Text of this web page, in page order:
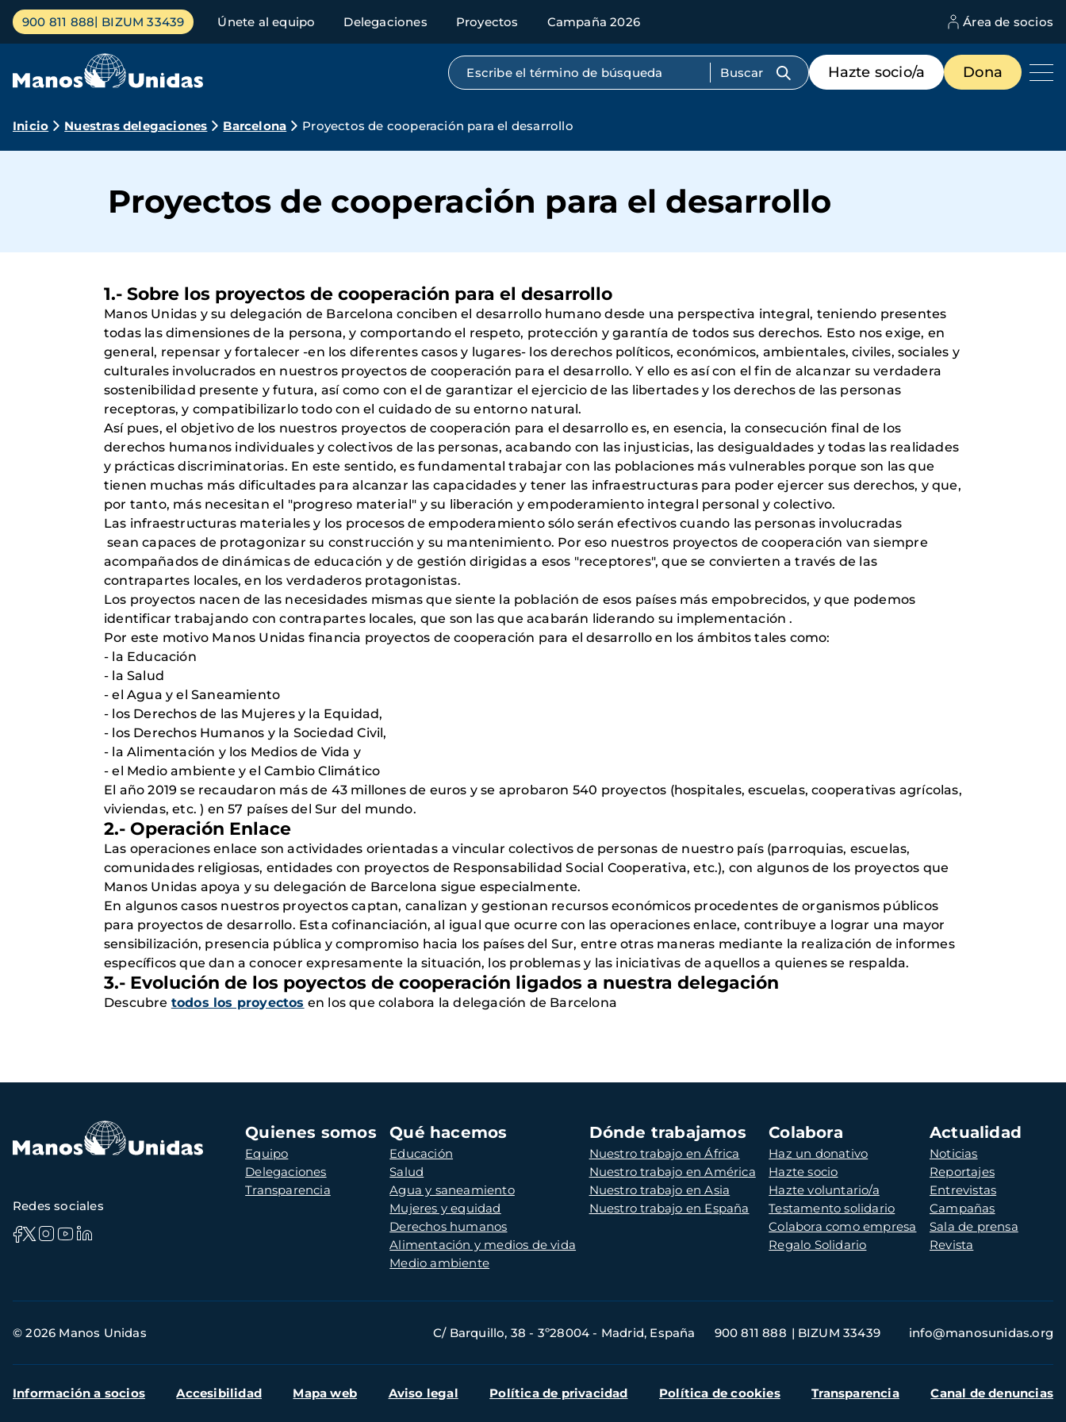
Pasar
contenido
Menú
principal
900 811 888 BIZUM 33439 Únete al equipo Delegaciones Proyectos Campaña 2026 Área de socios
Búsqueda por texto completo
Menú
de
destacados
Hazte socio/a Dona
Ruta
navegación
Inicio Nuestras delegaciones Barcelona Proyectos de cooperación para el desarrollo
Proyectos de cooperación para el desarrollo
1.- Sobre los proyectos de cooperación para el desarrollo
Manos Unidas y su delegación de Barcelona conciben el desarrollo humano desde una perspectiva integral, teniendo presentes
todas las dimensiones de la persona, y comportando el respeto, protección y garantía de todos sus derechos. Esto nos exige, en
general, repensar y fortalecer -en los diferentes casos y lugares- los derechos políticos, económicos, ambientales, civiles, sociales y
culturales involucrados en nuestros proyectos de cooperación para el desarrollo. Y ello es así con el fin de alcanzar su verdadera
sostenibilidad presente y futura, así como con el de garantizar el ejercicio de las libertades y los derechos de las personas
receptoras, y compatibilizarlo todo con el cuidado de su entorno natural.
Así pues, el objetivo de los nuestros proyectos de cooperación para el desarrollo es, en esencia, la consecución final de los
derechos humanos individuales y colectivos de las personas, acabando con las injusticias, las desigualdades y todas las realidades
y prácticas discriminatorias. En este sentido, es fundamental trabajar con las poblaciones más vulnerables porque son las que
tienen muchas más dificultades para alcanzar las capacidades y tener las infraestructuras para poder ejercer sus derechos, y que,
por tanto, más necesitan el "progreso material" y su liberación y empoderamiento integral personal y colectivo.
Las infraestructuras materiales y los procesos de empoderamiento sólo serán efectivos cuando las personas involucradas
sean capaces de protagonizar su construcción y su mantenimiento. Por eso nuestros proyectos de cooperación van siempre
acompañados de dinámicas de educación y de gestión dirigidas a esos "receptores", que se convierten a través de las
contrapartes locales, en los verdaderos protagonistas.
Los proyectos nacen de las necesidades mismas que siente la población de esos países más empobrecidos, y que podemos
identificar trabajando con contrapartes locales, que son las que acabarán liderando su implementación .
Por este motivo Manos Unidas financia proyectos de cooperación para el desarrollo en los ámbitos tales como:
- la Educación
- la Salud
- el Agua y el Saneamiento
- los Derechos de las Mujeres y la Equidad,
- los Derechos Humanos y la Sociedad Civil,
- la Alimentación y los Medios de Vida y
- el Medio ambiente y el Cambio Climático
El año 2019 se recaudaron más de 43 millones de euros y se aprobaron 540 proyectos (hospitales, escuelas, cooperativas agrícolas,
viviendas, etc. ) en 57 países del Sur del mundo.
2.- Operación Enlace
Las operaciones enlace son actividades orientadas a vincular colectivos de personas de nuestro país (parroquias, escuelas,
comunidades religiosas, entidades con proyectos de Responsabilidad Social Cooperativa, etc.), con algunos de los proyectos que
Manos Unidas apoya y su delegación de Barcelona sigue especialmente.
En algunos casos nuestros proyectos captan, canalizan y gestionan recursos económicos procedentes de organismos públicos
para proyectos de desarrollo. Esta cofinanciación, al igual que ocurre con las operaciones enlace, contribuye a lograr una mayor
sensibilización, presencia pública y compromiso hacia los países del Sur, entre otras maneras mediante la realización de informes
específicos que dan a conocer expresamente la situación, los problemas y las iniciativas de aquellos a quienes se respalda.
3.- Evolución de los poyectos de cooperación ligados a nuestra delegación
Descubre todos los proyectos en los que colabora la delegación de Barcelona
Navegación
principal
Quienes somos
Equipo
Delegaciones
Transparencia
Qué hacemos
Educación
Salud
Agua y saneamiento
Mujeres y equidad
Derechos humanos
Alimentación y medios de vida
Medio ambiente
Dónde trabajamos
Nuestro trabajo en África
Nuestro trabajo en América
Nuestro trabajo en Asia
Nuestro trabajo en España
Colabora
Haz un donativo
Hazte socio
Hazte voluntario/a
Testamento solidario
Colabora como empresa
Regalo Solidario
Actualidad
Noticias
Reportajes
Entrevistas
Campañas
Sala de prensa
Revista
Redes sociales
de
© 2026 Manos Unidas C/ Barquillo, 38 - 3º28004 - Madrid, España 900 811 888 BIZUM 33439 info@manosunidas.org
Menú
Información a socios Accesibilidad Mapa web Aviso legal Política de privacidad Política de cookies Transparencia Canal de denuncias